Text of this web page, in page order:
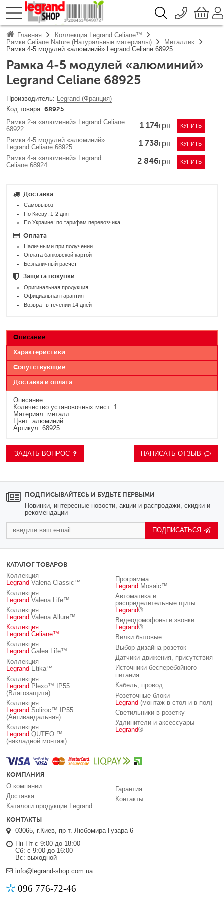
Рамка 4-5 модулей «алюминий»
Legrand Celiane 68925
Доставка
Самовывоз
По Киеву: 1-2 дня
По Украине: по тарифам перевозчика
Оплата
Наличными при получении
Оплата банковской картой
Безналичный расчет
Защита покупки
Оригинальная продукция
Официальная гарантия
Возврат в течении 14 дней
Legrand (Франция)
68925
Рамка 2-я «алюминий» Legrand Celiane
68922
1 174грн КУПИТЬ
Рамка 4-5 модулей «алюминий»
Legrand Celiane 68925
1 738грн КУПИТЬ
Рамка 4-я «алюминий» Legrand
Celiane 68924
2 846грн КУПИТЬ
Описание
Характеристики
Сопутствующие
Доставка и оплата
Описание:
Количество установочных мест: 1.
Материал: металл.
Цвет: алюминий.
Артикул: 68925
ЗАДАТЬ ВОПРОС НАПИСАТЬ ОТЗЫВ
О компании
Доставка
Каталоги продукции Legrand
Контакты
096 776-72-46
044 390-66-40
050 337-07-10
093 332-67-53
Главная
Коллекция Legrand Celiane™
Рамки Celiane Nature (Натуральные материалы)
Металлик
Рамка 4-5 модулей «алюминий» Legrand Celiane 68925
ПОДПИСЫВАЙТЕСЬ И БУДЬТЕ ПЕРВЫМИ
Новинки, интересные новости, акции и распродажи, скидки и
рекомендации
ПОДПИСАТЬСЯ
КОНТАКТЫ
03065, г.Киев, пр-т. Любомира Гузара 6
Пн-Пт с 9:00 до 18:00
Сб: с 9:00 до 16:00
Вс: выходной
info@legrand-shop.com.ua
096 776-72-46
КОМПАНИЯ
О компании
Доставка
Каталоги продукции Legrand
Гарантия
Контакты
КАТАЛОГ ТОВАРОВ
Коллекция
Legrand Valena Classic™
Коллекция
Legrand Valena Life™
Коллекция
Legrand Valena Allure™
Коллекция
Legrand Celiane™
Коллекция
Legrand Galea Life™
Коллекция
Legrand Etika™
Коллекция
Legrand Plexo™ IP55
(Влагозащита)
Коллекция
Legrand Soliroc™ IP55
(Антивандальная)
Коллекция
Legrand QUTEO ™
(накладной монтаж)
Программа
Legrand Mosaic™
Автоматика и
распределительные щиты
Legrand®
Видеодомофоны и звонки
Legrand®
Вилки бытовые
Выбор дизайна розеток
Датчики движения, присутствия
Источники бесперебойного
питания
Кабель, провод
Розеточные блоки
Legrand (монтаж в стол и в пол)
Светильники в розетку
Удлинители и аксессуары
Legrand®